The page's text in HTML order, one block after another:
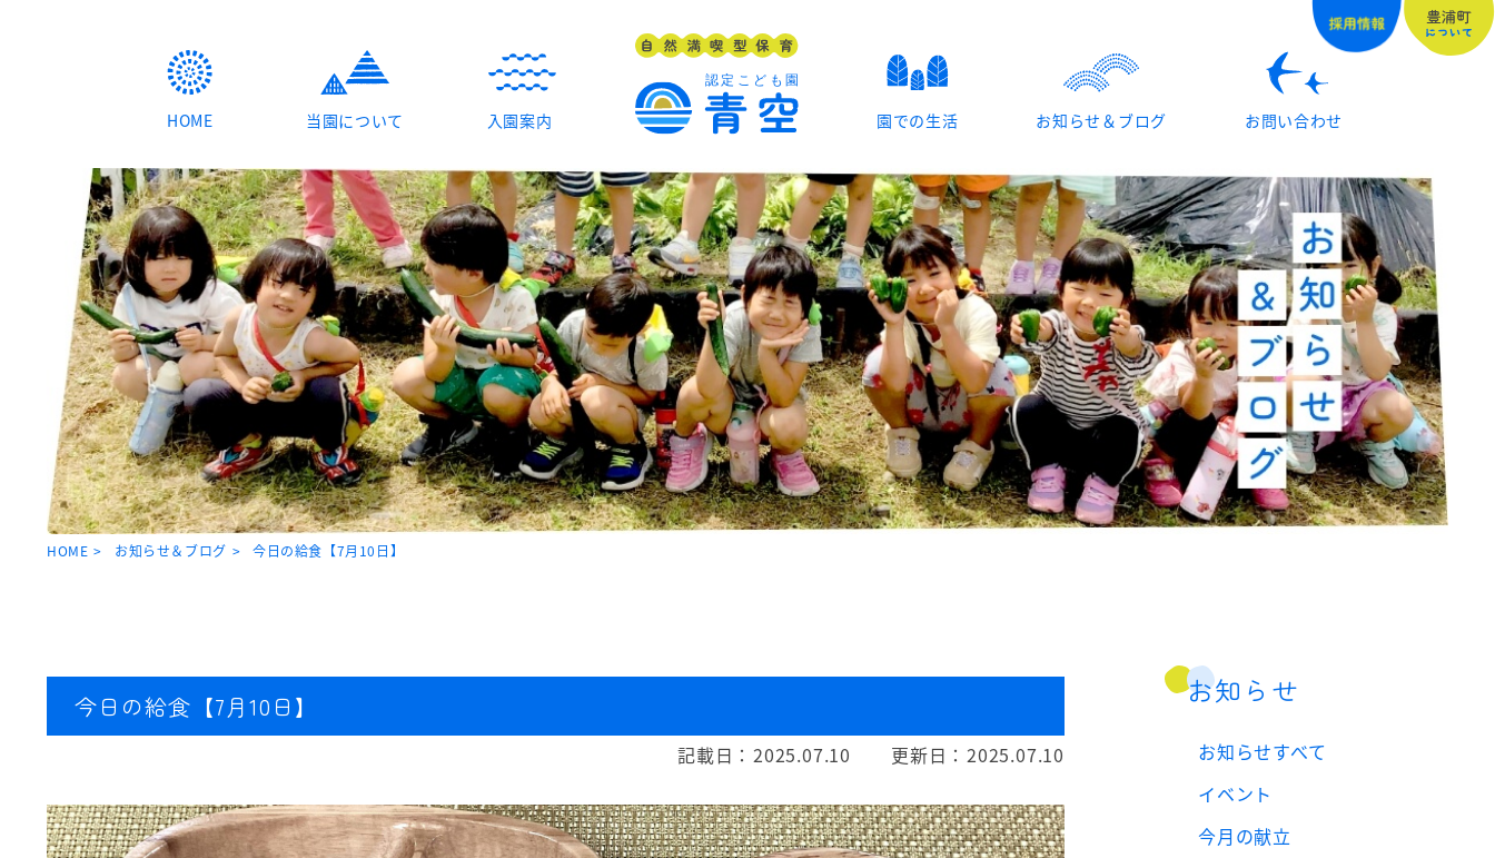
HOME 当園について 入園案内 園での生活 お知らせ＆ブログ お問い合わせ
HOME お知らせ＆ブログ 今日の給食【7月10日】
今日の給食【7月10日】
記載日： 2025.07.10 更新日： 2025.07.10
お知らせ
お知らせすべて
イベント
今月の献立